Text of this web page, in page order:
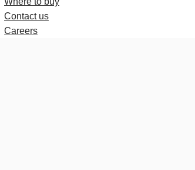
Contact us
Careers